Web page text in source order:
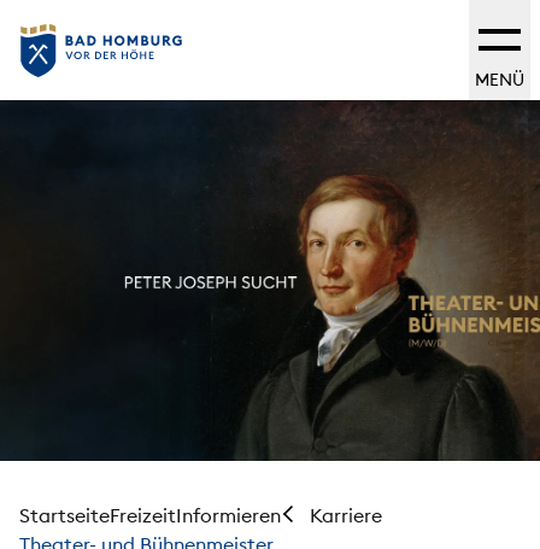
MENÜ
StartseiteFreizeitInformieren
Karriere